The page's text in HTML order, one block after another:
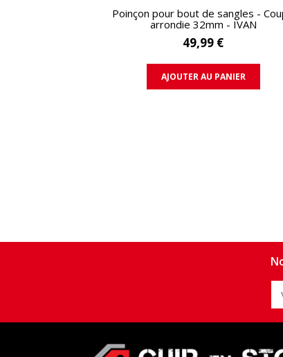
APERÇU RAPIDE
Poinçon pour bout de sangles -
arrondie 32mm - IVAN
49,99 €
AJOUTER AU PANIER